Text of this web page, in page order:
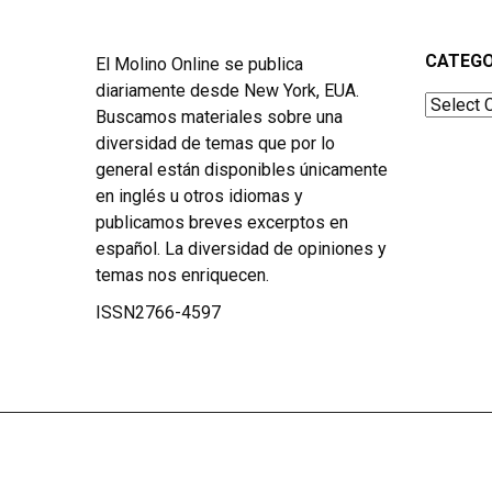
El Molino Online se publica
diariamente desde New York, EUA.
Buscamos materiales sobre una
diversidad de temas que por lo
general están disponibles únicamente
en inglés u otros idiomas y
publicamos breves excerptos en
español. La diversidad de opiniones y
temas nos enriquecen.
ISSN2766-4597